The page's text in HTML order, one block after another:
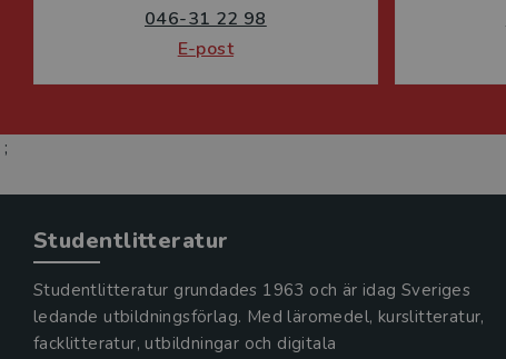
046-31 22 98
E-post
;
Studentlitteratur
Studentlitteratur grundades 1963 och är idag Sveriges
ledande utbildningsförlag. Med läromedel, kurslitteratur,
facklitteratur, utbildningar och digitala